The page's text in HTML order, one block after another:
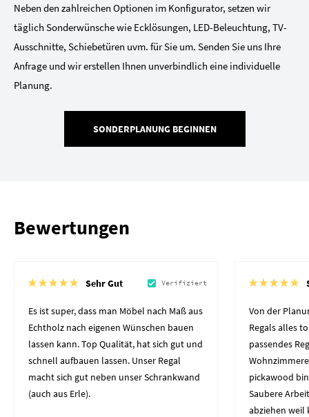
Neben den zahlreichen Optionen im Konfigurator, setzen wir
täglich Sonderwünsche wie Ecklösungen, LED-Beleuchtung, TV-
Ausschnitte, Schiebetüren uvm. für Sie um. Senden Sie uns Ihre
Anfrage und wir erstellen Ihnen unverbindlich eine individuelle
Planung.
SONDERPLANUNG BEGINNEN
Bewertungen
Sehr Gut Verifiziert
Es ist super, dass man Möbel nach Maß aus
Echtholz nach eigenen Wünschen bauen
lassen kann. Top Qualität, hat sich gut und
schnell aufbauen lassen. Unser Regal
macht sich gut neben unser Schrankwand
(auch aus Erle).
Von der
Regals alles
passendes
pickawood
Saubere
abziehen weil